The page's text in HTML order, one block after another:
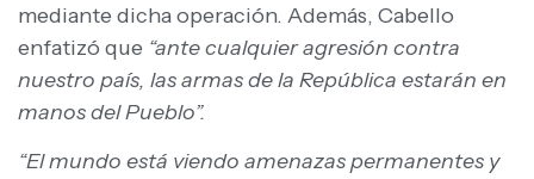
mediante dicha operación. Además, Cabello
enfatizó que “ante cualquier agresión contra
nuestro país, las armas de la República estarán en
manos del Pueblo”.
“El mundo está viendo amenazas permanentes y